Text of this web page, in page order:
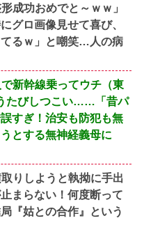
成功おめでと～ｗｗ」
グロ画像見せて喜び、
るｗ」と嘲笑…人の病
新幹線乗ってウチ（東
たびしつこい……「昔パ
すぎ！治安も防犯も無
とする無神経義母に
りしようと執拗に手出
まらない！何度断って
『姑との合作』という